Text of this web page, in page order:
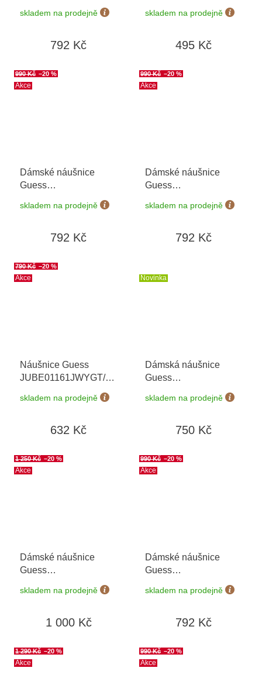
JUBE04164JWYGT/U
skladem na prodejně
792 Kč
skladem na prodejně
495 Kč
Akce
990 Kč –20 %
Dámské náušnice
Guess
JUBE04504JWYGT/U
skladem na prodejně
792 Kč
Akce
990 Kč –20 %
Dámské náušnice
Guess
JUBE05108JWRHT/U
skladem na prodejně
792 Kč
Akce
790 Kč –20 %
Náušnice Guess
JUBE01161JWYGT/U
+ možnost výměny do
90 dní
skladem na prodejně
632 Kč
Novinka
Dámská náušnice
Guess
JUBE06258JWYGT/U
+ možnost výměny do
skladem na prodejně
750 Kč
Akce
1 250 Kč –20 %
Dámské náušnice
Guess
JUBE04609JWYGT/U
skladem na prodejně
1 000 Kč
Akce
990 Kč –20 %
Dámské náušnice
Guess
JUBE04035JWYGT/U
skladem na prodejně
792 Kč
Akce
1 290 Kč –20 %
Akce
990 Kč –20 %